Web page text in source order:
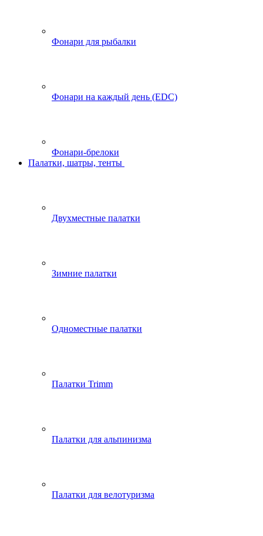
Фонари для рыбалки
Фонари на каждый день (EDC)
Фонари-брелоки
Палатки, шатры, тенты
Двухместные палатки
Зимние палатки
Одноместные палатки
Палатки Trimm
Палатки для альпинизма
Палатки для велотуризма